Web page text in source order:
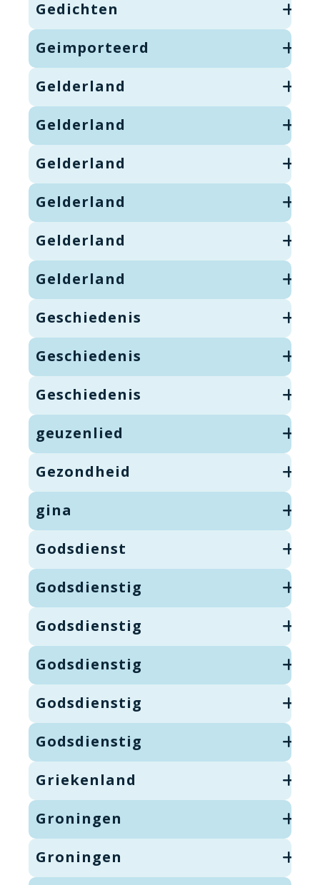
Gedichten
Geimporteerd
Gelderland
Gelderland
Gelderland
Gelderland
Gelderland
Gelderland
Geschiedenis
Geschiedenis
Geschiedenis
geuzenlied
Gezondheid
gina
Godsdienst
Godsdienstig
Godsdienstig
Godsdienstig
Godsdienstig
Godsdienstig
Griekenland
Groningen
Groningen